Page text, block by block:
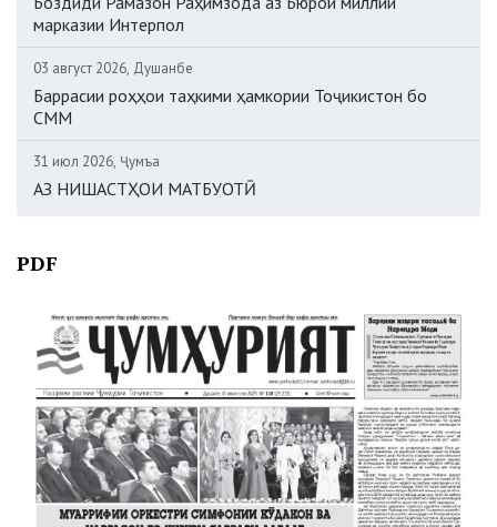
марказии Интерпол
03 август 2026, Душанбе
Баррасии роҳҳои таҳкими ҳамкории Тоҷикистон бо
СММ
31 июл 2026, Ҷумъа
АЗ НИШАСТҲОИ МАТБУОТӢ
PDF